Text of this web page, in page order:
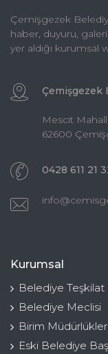
Çemişgezek
haber, duyuru,
yer aldığı kurumsal
Çemişgezek
Mescit
62600
0428 611 21
Kurumsal
Belediye Teşkilat
Belediye Meclisi
Birim
Eski Belediye